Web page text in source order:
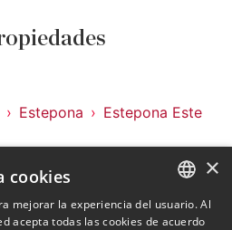
Estepona
Estepona Este
Este
ENGLISH
×
cookies
mejorar la experiencia del usuario. Al
acepta todas las cookies de acuerdo